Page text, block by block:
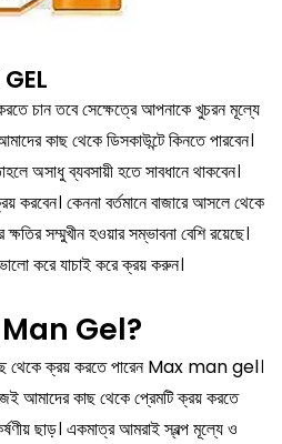
চান তবে সেক্ষেত্রে আপনাকে খুচরন মূল্যে
কাছ থেকে ডিসকাউন্টে কিনতে পারবেন।
অসাধু ব্যবসায়ী হতে সাবধানে থাকবেন।
করবেন। কেননা বর্তমানে বাজারে আসলে থেকে
সম্মুখীন হওয়ার সম্ভাবনা বেশি রয়েছে।
করে যাচাই করে ক্রয় করুন।
Man Gel?
থেকে ক্রয় করতে পারেন Max man gel।
আমাদের কাছ থেকে প্রেমটি ক্রয় করতে
ছাড়। একমাত্র আমরাই স্বল্প মূল্যে ও